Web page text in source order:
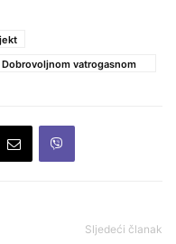
vatrogasnom
Sljedeći članak